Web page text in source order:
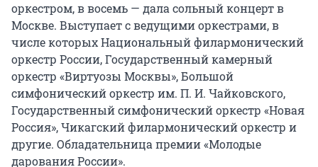
оркестром, в восемь — дала сольный концерт в
Москве. Выступает с ведущими оркестрами, в
числе которых Национальный филармонический
оркестр России, Государственный камерный
оркестр «Виртуозы Москвы», Большой
симфонический оркестр им. П. И. Чайковского,
Государственный симфонический оркестр «Новая
Россия», Чикагский филармонический оркестр и
другие. Обладательница премии «Молодые
дарования России».